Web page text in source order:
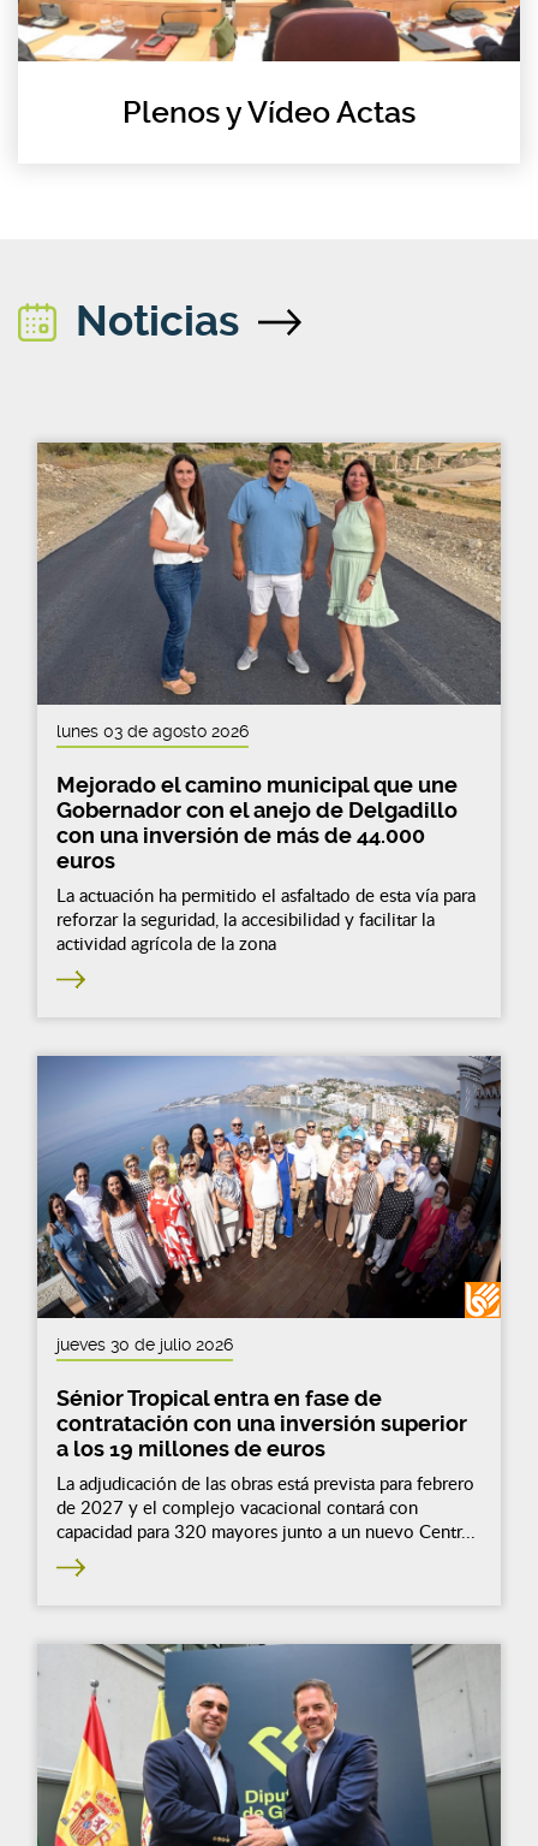
Plenos y Vídeo Actas
Noticias
lunes 03 de agosto 2026
Mejorado el camino municipal que une
Gobernador con el anejo de Delgadillo
con una inversión de más de 44.000
euros
La actuación ha permitido el asfaltado de esta vía para
reforzar la seguridad, la accesibilidad y facilitar la
actividad agrícola de la zona
jueves 30 de julio 2026
Sénior Tropical entra en fase de
contratación con una inversión superior
a los 19 millones de euros
La adjudicación de las obras está prevista para febrero
de 2027 y el complejo vacacional contará con
capacidad para 320 mayores junto a un nuevo Centr...